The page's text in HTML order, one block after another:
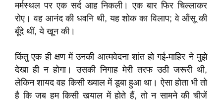
मर्मस्थल पर एक सर्द आह निकली। एक बार फिर चिल्लाकर
रोए। वह आनंद की धवनि थी, यह शोक का विलाप; वे ऑंसू की
बूँदे थीं, ये खून की।
किंतु एक ही क्षण में उनकी आत्मवेदना शांत हो गई-माहिर ने मुझे
देखा ही न होगा। उसकी निगाह मेरी तरफ उठी जरूरी थी,
लेकिन शायद वह किसी ख्याल में डूबा हुआ था। ऐसा होता भी तो
है कि जब हम किसी खयाल में होते हैं, तो न सामने की चीजें